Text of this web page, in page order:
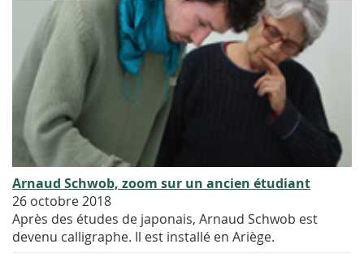
Arnaud Schwob, zoom sur un ancien étudiant
26 octobre 2018
Après des études de japonais, Arnaud Schwob est
devenu calligraphe. Il est installé en Ariège.